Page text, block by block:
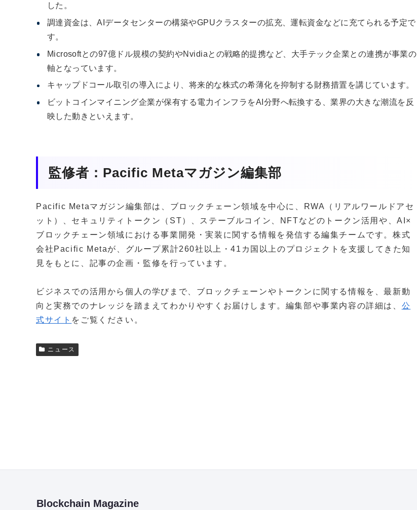
した。
調達資金は、AIデータセンターの構築やGPUクラスターの拡充、運転資金などに充てられる予定で
す。
Microsoftとの97億ドル規模の契約やNvidiaとの戦略的提携など、大手テック企業との連携が事業の
軸となっています。
キャップドコール取引の導入により、将来的な株式の希薄化を抑制する財務措置を講じています。
ビットコインマイニング企業が保有する電力インフラをAI分野へ転換する、業界の大きな潮流を反
映した動きといえます。
監修者：Pacific Metaマガジン編集部
Pacific Metaマガジン編集部は、ブロックチェーン領域を中心に、RWA（リアルワールドアセ
ット）、セキュリティトークン（ST）、ステーブルコイン、NFTなどのトークン活用や、AI×
ブロックチェーン領域における事業開発・実装に関する情報を発信する編集チームです。株式
会社Pacific Metaが、グループ累計260社以上・41カ国以上のプロジェクトを支援してきた知
見をもとに、記事の企画・監修を行っています。
ビジネスでの活用から個人の学びまで、ブロックチェーンやトークンに関する情報を、最新動
向と実務でのナレッジを踏まえてわかりやすくお届けします。編集部や事業内容の詳細は、 公
式サイト をご覧ください。
ニュース
Blockchain Magazine